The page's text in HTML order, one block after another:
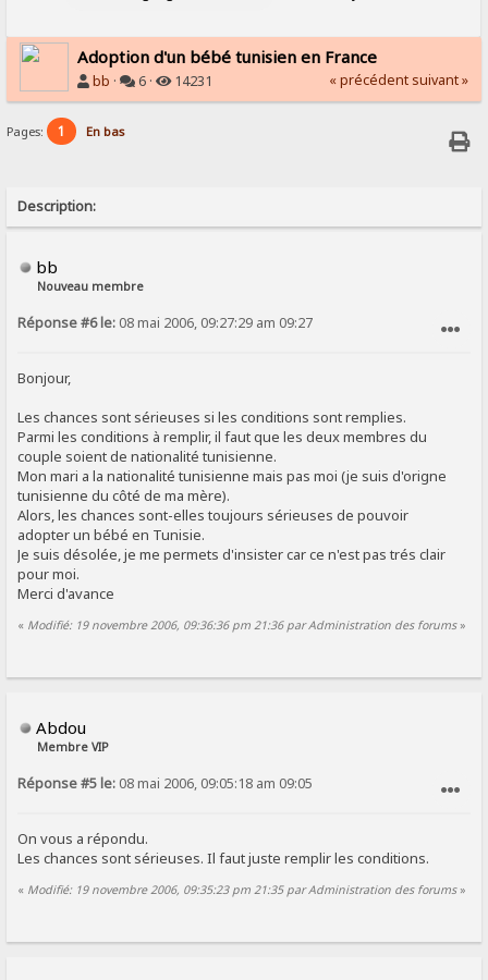
Adoption d'un bébé tunisien en France
bb · 6 · 14231 « précédent suivant »
Pages: 1 En bas
Description:
bb
Nouveau membre
Réponse #6 le: 08 mai 2006, 09:27:29 am 09:27
Bonjour,
Les chances sont sérieuses si les conditions sont remplies.
Parmi les conditions à remplir, il faut que les deux membres du
couple soient de nationalité tunisienne.
Mon mari a la nationalité tunisienne mais pas moi (je suis d'origne
tunisienne du côté de ma mère).
Alors, les chances sont-elles toujours sérieuses de pouvoir
adopter un bébé en Tunisie.
Je suis désolée, je me permets d'insister car ce n'est pas trés clair
pour moi.
Merci d'avance
« Modifié: 19 novembre 2006, 09:36:36 pm 21:36 par Administration des forums»
Abdou
Membre VIP
Réponse #5 le: 08 mai 2006, 09:05:18 am 09:05
On vous a répondu.
Les chances sont sérieuses. Il faut juste remplir les conditions.
« Modifié: 19 novembre 2006, 09:35:23 pm 21:35 par Administration des forums»